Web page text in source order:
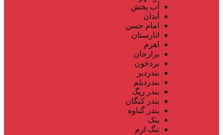
آب پخش
آبدان
امام حسن
انارستان
اهرم
برازجان
بردخون
بندردیر
بندردیلم
بندر ریگ
بندر کنگان
بندر گناوه
بنک
تنگ ارم